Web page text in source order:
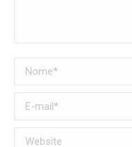
Nome *
E-mail *
Website